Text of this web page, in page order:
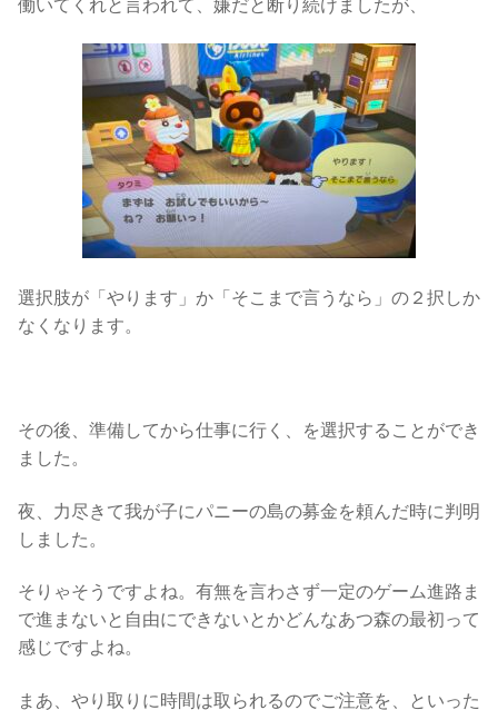
働いてくれと言われて、嫌だと断り続けましたが、
選択肢が「やります」か「そこまで言うなら」の２択しか
なくなります。
その後、準備してから仕事に行く、を選択することができ
ました。
夜、力尽きて我が子にパニーの島の募金を頼んだ時に判明
しました。
そりゃそうですよね。有無を言わさず一定のゲーム進路ま
で進まないと自由にできないとかどんなあつ森の最初って
感じですよね。
まあ、やり取りに時間は取られるのでご注意を、といった